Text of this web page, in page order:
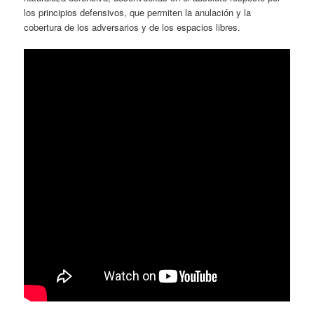
los principios defensivos, que permiten la anulación y la
cobertura de los adversarios y de los espacios libres.